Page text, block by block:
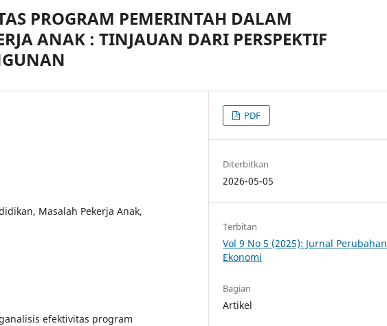
PROGRAM PEMERINTAH DALAM
ANAK : TINJAUAN DARI PERSPEKTIF
Masalah Pekerja Anak,
efektivitas program
PDF
Diterbitkan
2026-05-05
Terbitan
Vol 9 No 5 (2025): Jurnal Perubahan
Ekonomi
Bagian
Artikel